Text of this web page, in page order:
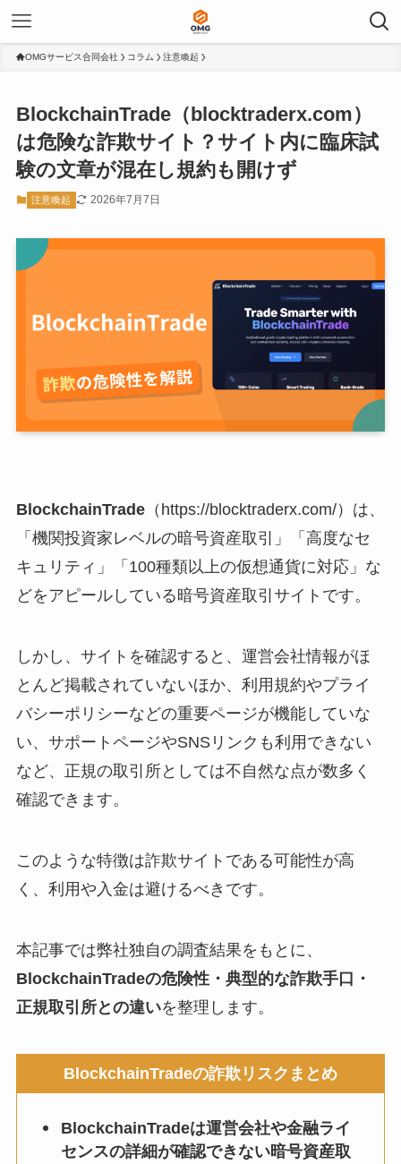
OMGサービス合同会社 コラム 注意喚起
BlockchainTrade（blocktraderx.com）
は危険な詐欺サイト？サイト内に臨床試
験の文章が混在し規約も開けず
注意喚起 2026年7月7日
BlockchainTrade（https://blocktraderx.com/）は、
「機関投資家レベルの暗号資産取引」「高度なセ
キュリティ」「100種類以上の仮想通貨に対応」な
どをアピールしている暗号資産取引サイトです。
しかし、サイトを確認すると、運営会社情報がほ
とんど掲載されていないほか、利用規約やプライ
バシーポリシーなどの重要ページが機能していな
い、サポートページやSNSリンクも利用できない
など、正規の取引所としては不自然な点が数多く
確認できます。
このような特徴は詐欺サイトである可能性が高
く、利用や入金は避けるべきです。
本記事では弊社独自の調査結果をもとに、
BlockchainTradeの危険性・典型的な詐欺手口・
正規取引所との違いを整理します。
BlockchainTradeの詐欺リスクまとめ
BlockchainTradeは運営会社や金融ライ
センスの詳細が確認できない暗号資産取